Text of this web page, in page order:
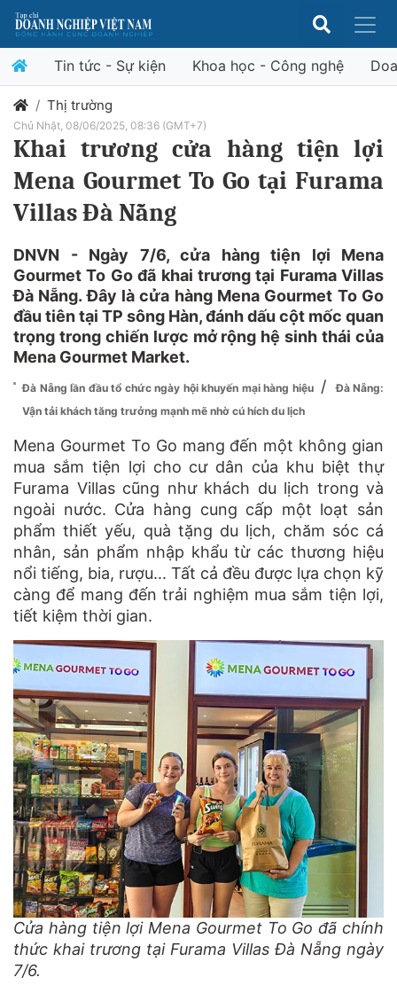
Tin tức - Sự kiện Khoa học - Công nghệ
Thị trường
Chủ Nhật, 08/06/2025, 08:36 (GMT+7)
Khai trương cửa hàng tiện lợi
Mena Gourmet To Go tại Furama
Villas Đà Nẵng
DNVN - Ngày 7/6, cửa hàng tiện lợi Mena
Gourmet To Go đã khai trương tại Furama Villas
Đà Nẵng. Đây là cửa hàng Mena Gourmet To Go
đầu tiên tại TP sông Hàn, đánh dấu cột mốc quan
trọng trong chiến lược mở rộng hệ sinh thái của
Mena Gourmet Market.
Đà Nẵng lần đầu tổ chức ngày hội khuyến mại hàng hiệu /
Đà Nẵng:
Vận tải khách tăng trưởng mạnh mẽ nhờ cú hích du lịch
Mena Gourmet To Go mang đến một không gian
mua sắm tiện lợi cho cư dân của khu biệt thự
Furama Villas cũng như khách du lịch trong và
ngoài nước. Cửa hàng cung cấp một loạt sản
phẩm thiết yếu, quà tặng du lịch, chăm sóc cá
nhân, sản phẩm nhập khẩu từ các thương hiệu
nổi tiếng, bia, rượu... Tất cả đều được lựa chọn kỹ
càng để mang đến trải nghiệm mua sắm tiện lợi,
tiết kiệm thời gian.
Cửa hàng tiện lợi Mena Gourmet To Go đã chính
thức khai trương tại Furama Villas Đà Nẵng ngày
7/6.